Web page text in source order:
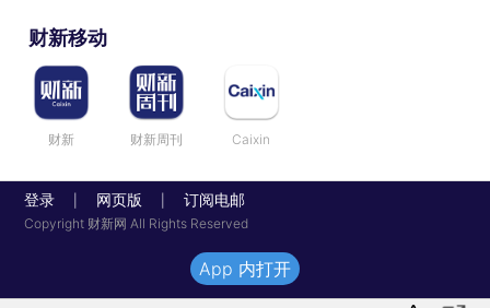
财新移动
财新 财新周刊 Caixin
登录 网页版 订阅电邮
Copyright 财新网 All Rights Reserved
App 内打开